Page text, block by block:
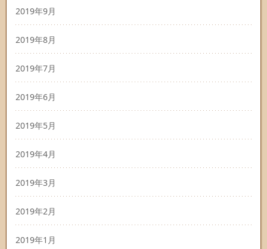
2019年9月
2019年8月
2019年7月
2019年6月
2019年5月
2019年4月
2019年3月
2019年2月
2019年1月